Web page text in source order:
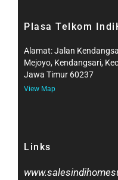
Plasa Telkom
Alamat: Jalan
Mejoyo, Kendangsari,
Jawa Timur 60237
View Map
Links